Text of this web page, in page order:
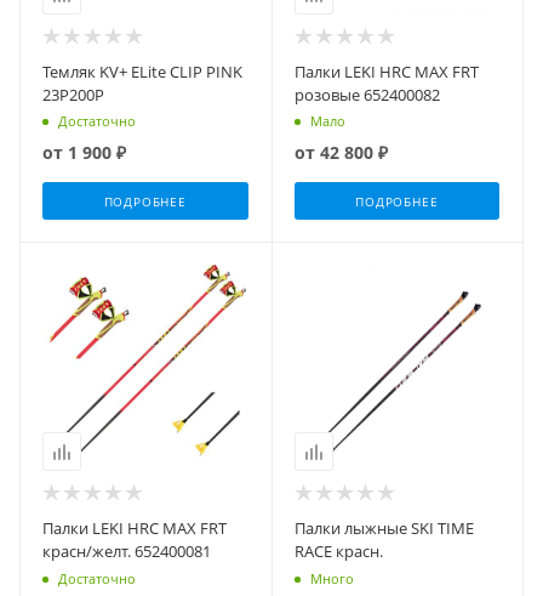
Темляк KV+ ELite CLIP PINK
23P200P
Достаточно
от 1 900 ₽
ПОДРОБНЕЕ
Палки LEKI HRC MAX FRT
розовые 652400082
Мало
от 42 800 ₽
ПОДРОБНЕЕ
Палки LEKI HRC MAX FRT
красн/желт. 652400081
Достаточно
Палки лыжные SKI TIME
RACE красн.
Много